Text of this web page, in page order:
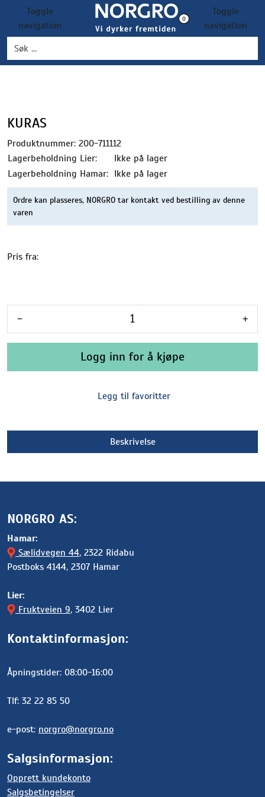
Skip to main content
Toggle
navigation
0
Toggle
navigation
KURAS
Produktnummer: 200-711112
Lagerbeholdning Lier:
Ikke på lager
Lagerbeholdning Hamar: Ikke på lager
Ordre kan plasseres, NORGRO tar kontakt ved bestilling av denne
varen
Pris fra:
- +
Logg inn for å kjøpe
Legg til favoritter
Beskrivelse
NORGRO AS:
Hamar:
Sælidvegen 44, 2322 Ridabu
Postboks 4144, 2307 Hamar
Lier:
Fruktveien 9, 3402 Lier
Kontaktinformasjon:
Åpningstider: 08:00-16:00
Tlf: 32 22 85 50
e-post: norgro@norgro.no
Salgsinformasjon:
Opprett kundekonto
Salgsbetingelser
Grønnsaker
Plantevern og nyttedyr
Blomster, potter og brett
Driftsmidler